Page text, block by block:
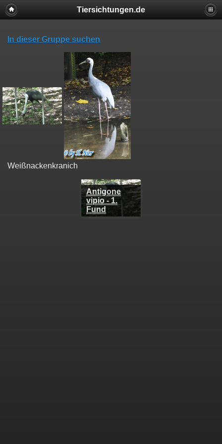
Tiersichtungen.de
In dieser Gruppe suchen
Weißnackenkranich
Antigone
vipio - 1.
Fund